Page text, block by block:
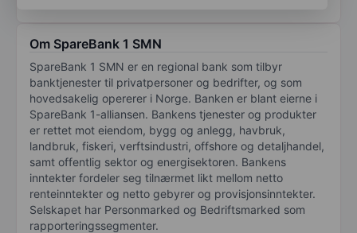
Om SpareBank 1 SMN
SpareBank 1 SMN er en regional bank som tilbyr
banktjenester til privatpersoner og bedrifter, og som
hovedsakelig opererer i Norge. Banken er blant eierne i
SpareBank 1-alliansen. Bankens tjenester og produkter
er rettet mot eiendom, bygg og anlegg, havbruk,
landbruk, fiskeri, verftsindustri, offshore og detaljhandel,
samt offentlig sektor og energisektoren. Bankens
inntekter fordeler seg tilnærmet likt mellom netto
renteinntekter og netto gebyrer og provisjonsinntekter.
Selskapet har Personmarked og Bedriftsmarked som
rapporteringssegmenter.